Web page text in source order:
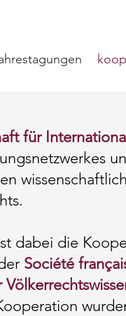
für
dabei die
Société